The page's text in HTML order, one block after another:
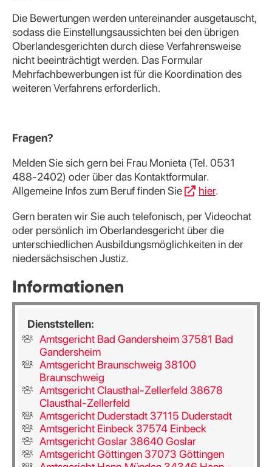
Die Bewertungen werden untereinander ausgetauscht,
sodass die Einstellungsaussichten bei den übrigen
Oberlandesgerichten durch diese Verfahrensweise
nicht beeinträchtigt werden. Das Formular
Mehrfachbewerbungen ist für die Koordination des
weiteren Verfahrens erforderlich.
Fragen?
Melden Sie sich gern bei Frau Monieta (Tel. 0531
488-2402) oder über das Kontaktformular.
Allgemeine Infos zum Beruf finden Sie
hier.
Gern beraten wir Sie auch telefonisch, per Videochat
oder persönlich im Oberlandesgericht über die
unterschiedlichen Ausbildungsmöglichkeiten in der
niedersächsischen Justiz.
Informationen
Dienststellen:
Amtsgericht Bad Gandersheim 37581 Bad
Gandersheim
Amtsgericht Braunschweig 38100
Braunschweig
Amtsgericht Clausthal-Zellerfeld 38678
Clausthal-Zellerfeld
Amtsgericht Duderstadt 37115 Duderstadt
Amtsgericht Einbeck 37574 Einbeck
Amtsgericht Goslar 38640 Goslar
Amtsgericht Göttingen 37073 Göttingen